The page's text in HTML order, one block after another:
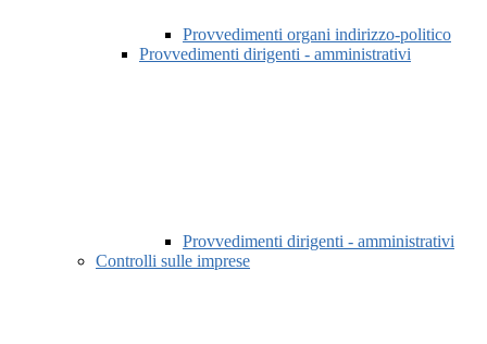
Provvedimenti organi indirizzo-politico
Provvedimenti dirigenti - amministrativi
Provvedimenti dirigenti - amministrativi
Controlli sulle imprese